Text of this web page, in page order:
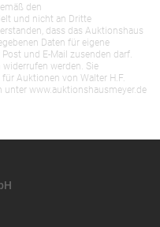
den
und nicht an Dritte
dass das Auktionshaus
Daten für eigene
und E-Mail zusenden darf.
werden. Sie
Auktionen von Walter H.F.
unter www.auktionshausmeyer.de